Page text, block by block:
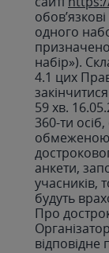
одного
набір»).
4.1 цих
59 хв.
360-ти осіб,
обмеженою
анкети,
учасників,
будуть
Про
відповідне